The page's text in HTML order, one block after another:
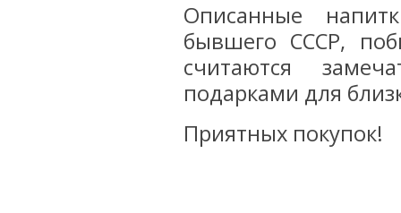
Описанные
бывшего СССР,
считаются
подарками для
Приятных покупок!